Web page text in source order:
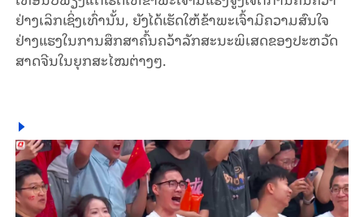
ຢ່າງ​ເລິກ​ເຊິ່ງ​ເທົ່າ​ນັ້ນ, ຍັງ​ໄດ້​ເຮັດ​ໃຫ້​ຂ້າ​ພະ​ເຈົ້າ​ມີ​ຄວາມ​ສົນ​ໃຈ​
ຢ່າງ​ແຮງ​ໃນ​ການ​ສຶກ​ສາຄົ້ນ​ຄວ້າ​ລັກ​ສະ​ນະ​ພິ​ເສດ​ຂອງ​ປະ​ຫວັດ​
ສາດ​ຈີນ​ໃນ​ຍຸກ​ສະ​ໄໝ​ຕ່າງໆ.